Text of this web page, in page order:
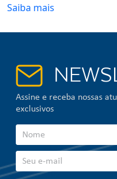
Saiba mais
Assine e receba nossas
exclusivos